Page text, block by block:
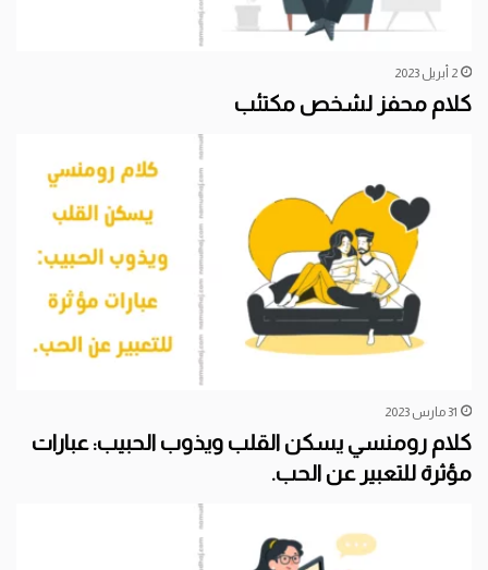
2 أبريل 2023
كلام محفز لشخص مكتئب
31 مارس 2023
كلام رومنسي يسكن القلب ويذوب الحبيب: عبارات
مؤثرة للتعبير عن الحب.